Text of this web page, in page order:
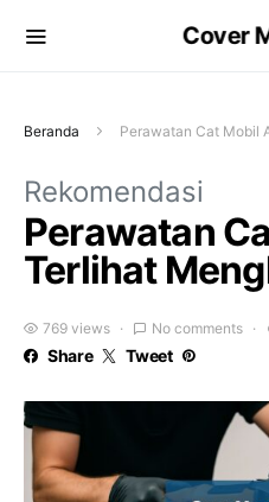
Cover
Beranda Perawatan Cat Mobil
Rekomendasi
Perawatan
Terlihat
769 views No comments
Share Tweet